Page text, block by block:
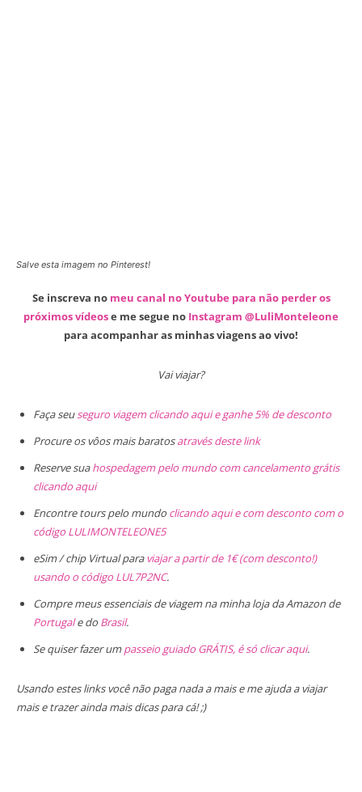
Salve esta imagem no Pinterest!
Se inscreva no meu canal no Youtube para não perder os
próximos vídeose me segue no Instagram @LuliMonteleone
para acompanhar as minhas viagens ao vivo!
Vai viajar?
Faça seuseguro viagem clicando aqui e ganhe 5% de desconto
Procure os vôos mais baratosatravés deste link
Reserve suahospedagem pelo mundo com cancelamento grátis
clicando aqui
Encontre tours pelo mundo clicando aqui e com desconto com o
código LULIMONTELEONE5
eSim / chip Virtual paraviajar a partir de 1€ (com desconto!)
usando o código LUL7P2NC.
Compre meus essenciais de viagem na minha loja da Amazon de
Portugale do Brasil.
Se quiser fazer umpasseio guiado GRÁTIS, é só clicar aqui.
Usando estes links você não paga nada a mais e me ajuda a viajar
mais e trazer ainda mais dicas para cá! ;)